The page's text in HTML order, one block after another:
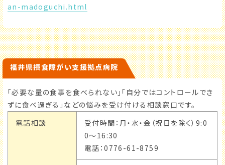
an-madoguchi.html
福井県摂食障がい支援拠点病院
「必要な量の食事を食べられない」「自分ではコントロールでき
ずに食べ過ぎる」などの悩みを受け付ける相談窓口です。
電話相談
受付時間：月・水・金（祝日を除く）9:0
0～16:30
電話：0776-61-8759